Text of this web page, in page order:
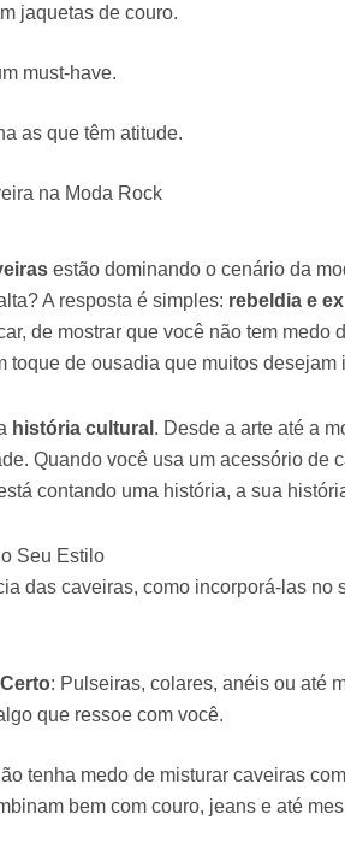
jaquetas de couro.
must-have.
as que têm atitude.
na Moda Rock
estão dominando o cenário da
A resposta é simples: rebeldia e
de mostrar que você não tem medo
toque de ousadia que muitos desejam
história cultural . Desde a arte até a
Quando você usa um acessório de
contando uma história, a sua
Seu Estilo
das caveiras, como incorporá-las no
: Pulseiras, colares, anéis ou até
que ressoe com você.
tenha medo de misturar caveiras
bem com couro, jeans e até